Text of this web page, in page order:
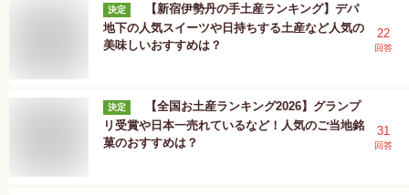
決定
【新宿伊勢丹の手土産ランキング】デパ
地下の人気スイーツや日持ちする土産など人気の
美味しいおすすめは？
22
回答
決定
【全国お土産ランキング2026】グランプ
リ受賞や日本一売れているなど！人気のご当地銘
菓のおすすめは？
31
回答